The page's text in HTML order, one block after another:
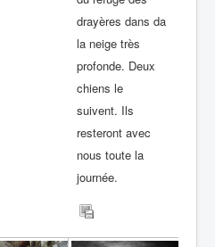
drayères dans da
la neige très
profonde. Deux
chiens le
suivent. Ils
resteront avec
nous toute la
journée.